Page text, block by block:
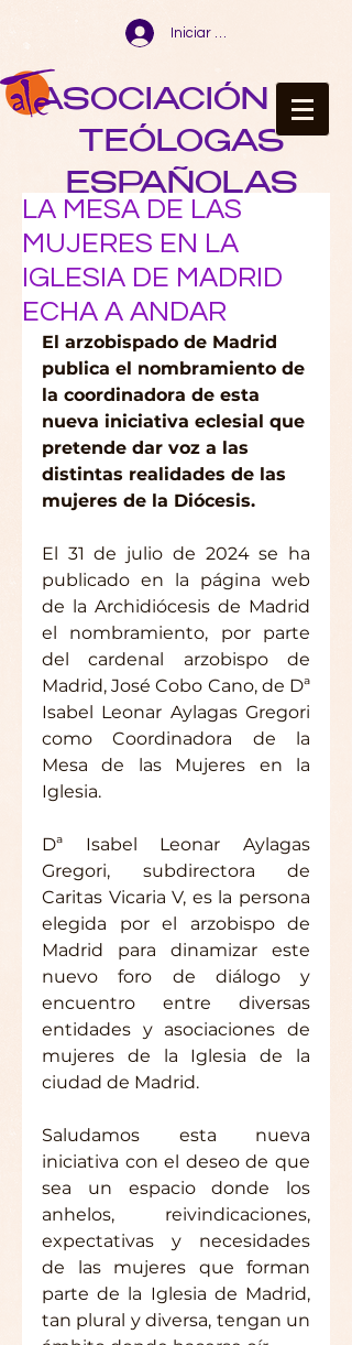
Iniciar sesión
ASOCIACIÓN DE
TEÓLOGAS
ESPAÑOLAS
LA MESA DE LAS
MUJERES EN LA
IGLESIA DE MADRID
ECHA A ANDAR
El arzobispado de Madrid
publica el nombramiento de
la coordinadora de esta
nueva iniciativa eclesial que
pretende dar voz a las
distintas realidades de las
mujeres de la Diócesis.
El 31 de julio de 2024 se ha
publicado en la página web
de la Archidiócesis de Madrid
el nombramiento, por parte
del cardenal arzobispo de
Madrid, José Cobo Cano, de Dª
Isabel Leonar Aylagas Gregori
como Coordinadora de la
Mesa de las Mujeres en la
Iglesia.
Dª Isabel Leonar Aylagas
Gregori, subdirectora de
Caritas Vicaria V, es la persona
elegida por el arzobispo de
Madrid para dinamizar este
nuevo foro de diálogo y
encuentro entre diversas
entidades y asociaciones de
mujeres de la Iglesia de la
ciudad de Madrid.
Saludamos esta nueva
iniciativa con el deseo de que
sea un espacio donde los
anhelos, reivindicaciones,
expectativas y necesidades
de las mujeres que forman
parte de la Iglesia de Madrid,
tan plural y diversa, tengan un